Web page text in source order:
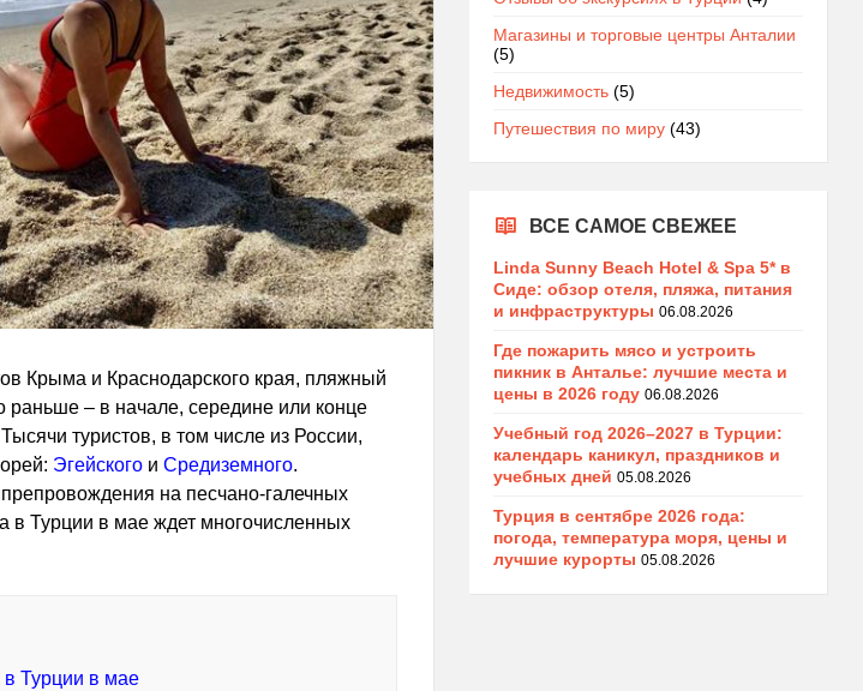
Крыма и Краснодарского края, пляжный
раньше – в начале, середине или конце
туристов, в том числе из России,
Эгейскогои Средиземного.
на песчано-галечных
в Турции в мае ждет многочисленных
Турции в мае
Магазины и торговые центры Анталии
(5)
Недвижимость(5)
Путешествия по миру(43)
ВСЕ САМОЕ СВЕЖЕЕ
Linda Sunny Beach Hotel & Spa 5* в
Сиде: обзор отеля, пляжа, питания
и инфраструктуры 06.08.2026
Где пожарить мясо и устроить
пикник в Анталье: лучшие места и
цены в 2026 году 06.08.2026
Учебный год 2026–2027 в Турции:
календарь каникул, праздников и
учебных дней 05.08.2026
Турция в сентябре 2026 года:
погода, температура моря, цены и
лучшие курорты 05.08.2026